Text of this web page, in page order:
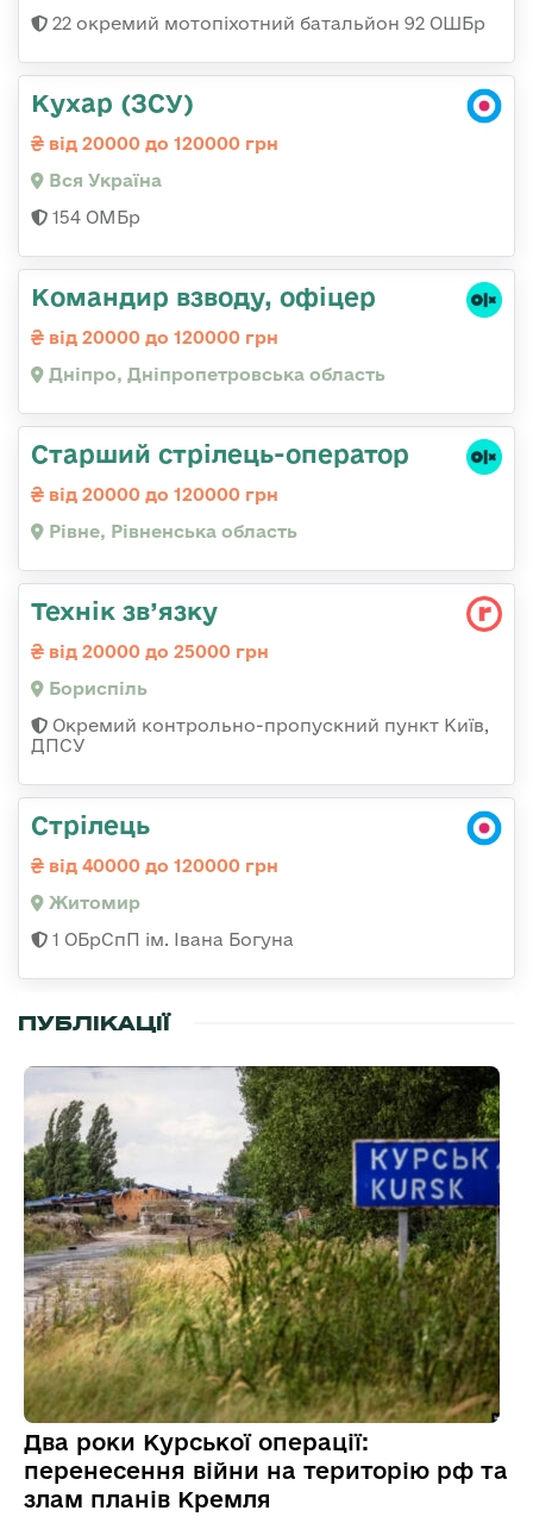
22 окремий мотопіхотний батальйон 92 ОШБр
Кухар (ЗСУ)
від 20000 до 120000 грн
Вся Україна
154 ОМБр
Командир взводу, офіцер
від 20000 до 120000 грн
Дніпро, Дніпропетровська область
Старший стрілець-оператор
від 20000 до 120000 грн
Рівне, Рівненська область
Технік зв’язку
від 20000 до 25000 грн
Бориспіль
Окремий контрольно-пропускний пункт Київ,
ДПСУ
Стрілець
від 40000 до 120000 грн
Житомир
1 ОБрСпП ім. Івана Богуна
ПУБЛІКАЦІЇ
Два роки Курської операції:
перенесення війни на територію рф та
злам планів Кремля